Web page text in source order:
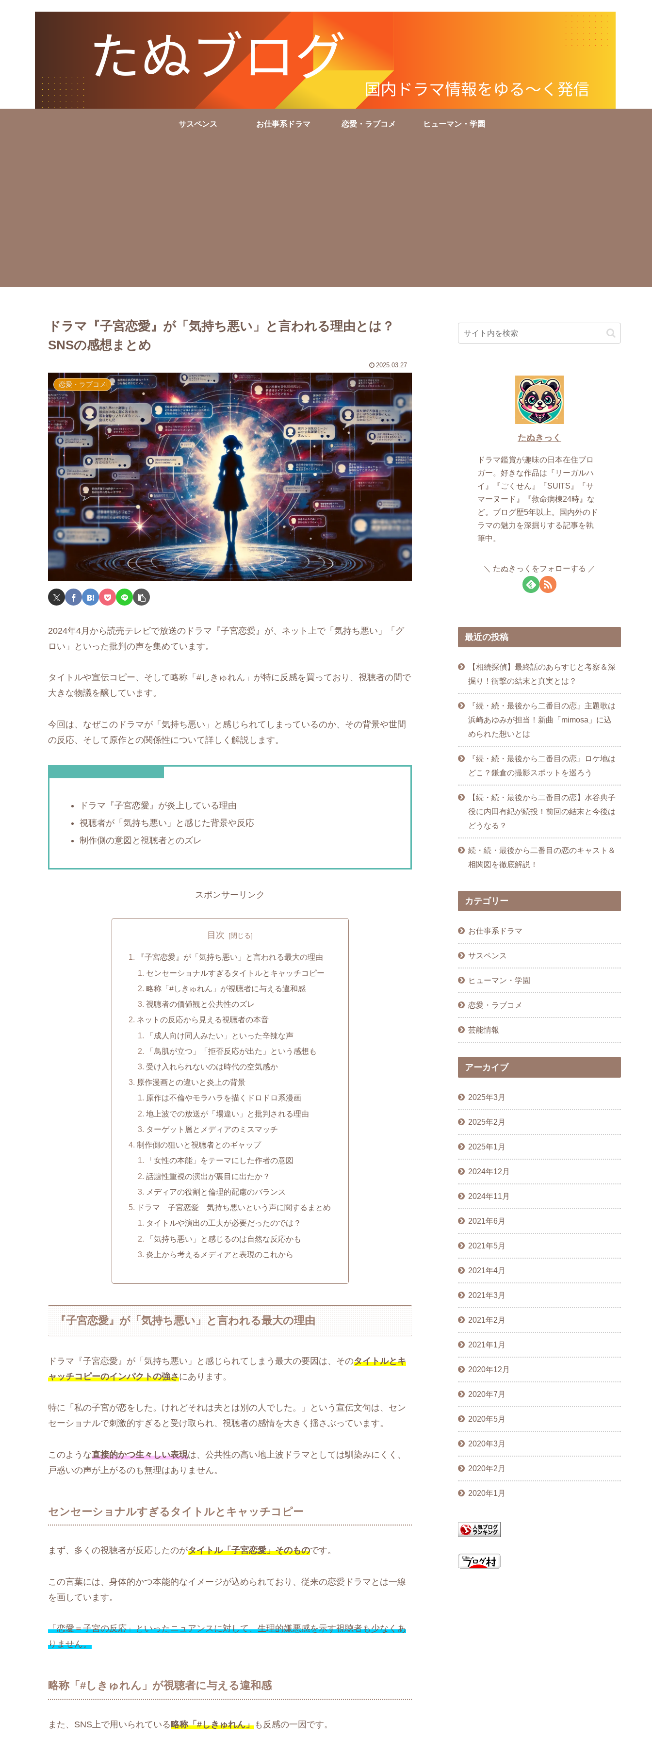
サスペンス お仕事系ドラマ 恋愛・ラブコメ ヒューマン・学園
ドラマ『子宮恋愛』が「気持ち悪い」と言われる理由とは？
SNSの感想まとめ
2025.03.27
恋愛・ラブコメ
2024年4月から読売テレビで放送のドラマ『子宮恋愛』が、ネット上で「気持ち悪い」「グ
ロい」といった批判の声を集めています。
タイトルや宣伝コピー、そして略称「#しきゅれん」が特に反感を買っており、視聴者の間で
大きな物議を醸しています。
今回は、なぜこのドラマが「気持ち悪い」と感じられてしまっているのか、その背景や世間
の反応、そして原作との関係性について詳しく解説します。
ドラマ『子宮恋愛』が炎上している理由
視聴者が「気持ち悪い」と感じた背景や反応
制作側の意図と視聴者とのズレ
スポンサーリンク
目次
『子宮恋愛』が「気持ち悪い」と言われる最大の理由
センセーショナルすぎるタイトルとキャッチコピー
略称「#しきゅれん」が視聴者に与える違和感
視聴者の価値観と公共性のズレ
ネットの反応から見える視聴者の本音
「成人向け同人みたい」といった辛辣な声
「鳥肌が立つ」「拒否反応が出た」という感想も
受け入れられないのは時代の空気感か
原作漫画との違いと炎上の背景
原作は不倫やモラハラを描くドロドロ系漫画
地上波での放送が「場違い」と批判される理由
ターゲット層とメディアのミスマッチ
制作側の狙いと視聴者とのギャップ
「女性の本能」をテーマにした作者の意図
話題性重視の演出が裏目に出たか？
メディアの役割と倫理的配慮のバランス
ドラマ 子宮恋愛 気持ち悪いという声に関するまとめ
タイトルや演出の工夫が必要だったのでは？
「気持ち悪い」と感じるのは自然な反応かも
炎上から考えるメディアと表現のこれから
『子宮恋愛』が「気持ち悪い」と言われる最大の理由
ドラマ『子宮恋愛』が「気持ち悪い」と感じられてしまう最大の要因は、そのタイトルとキ
ャッチコピーのインパクトの強さにあります。
特に「私の子宮が恋をした。けれどそれは夫とは別の人でした。」という宣伝文句は、セン
セーショナルで刺激的すぎると受け取られ、視聴者の感情を大きく揺さぶっています。
このような直接的かつ生々しい表現は、公共性の高い地上波ドラマとしては馴染みにくく、
戸惑いの声が上がるのも無理はありません。
センセーショナルすぎるタイトルとキャッチコピー
まず、多くの視聴者が反応したのがタイトル「子宮恋愛」そのものです。
この言葉には、身体的かつ本能的なイメージが込められており、従来の恋愛ドラマとは一線
を画しています。
「恋愛＝子宮の反応」といったニュアンスに対して、生理的嫌悪感を示す視聴者も少なくあ
りません。
略称「#しきゅれん」が視聴者に与える違和感
また、SNS上で用いられている略称「#しきゅれん」も反感の一因です。
たぬきっく
ドラマ鑑賞が趣味の日本在住ブロ
ガー。​好きな作品は『リーガルハ
イ』『ごくせん』『SUITS』『サ
マーヌード』『救命病棟24時』な
ど。ブログ歴​5年以上。国内外のド
ラマの魅力を深掘りする記事を執
筆中。
たぬきっくをフォローする
最近の投稿
【相続探偵】最終話のあらすじと考察＆深
掘り！衝撃の結末と真実とは？
『続・続・最後から二番目の恋』主題歌は
浜崎あゆみが担当！新曲「mimosa」に込
められた想いとは
『続・続・最後から二番目の恋』ロケ地は
どこ？鎌倉の撮影スポットを巡ろう
【続・続・最後から二番目の恋】水谷典子
役に内田有紀が続投！前回の結末と今後は
どうなる？
続・続・最後から二番目の恋のキャスト＆
相関図を徹底解説！
カテゴリー
お仕事系ドラマ
サスペンス
ヒューマン・学園
恋愛・ラブコメ
芸能情報
アーカイブ
2025年3月
2025年2月
2025年1月
2024年12月
2024年11月
2021年6月
2021年5月
2021年4月
2021年3月
2021年2月
2021年1月
2020年12月
2020年7月
2020年5月
2020年3月
2020年2月
2020年1月